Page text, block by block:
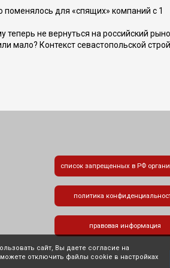
для «спящих» компаний с 1
теперь не вернуться на российский
мало? Контекст севастопольской
список запрещенных в РФ
политика
правовая информация
сайт, Вы даете согласие на
отключить файлы cookie в настройках